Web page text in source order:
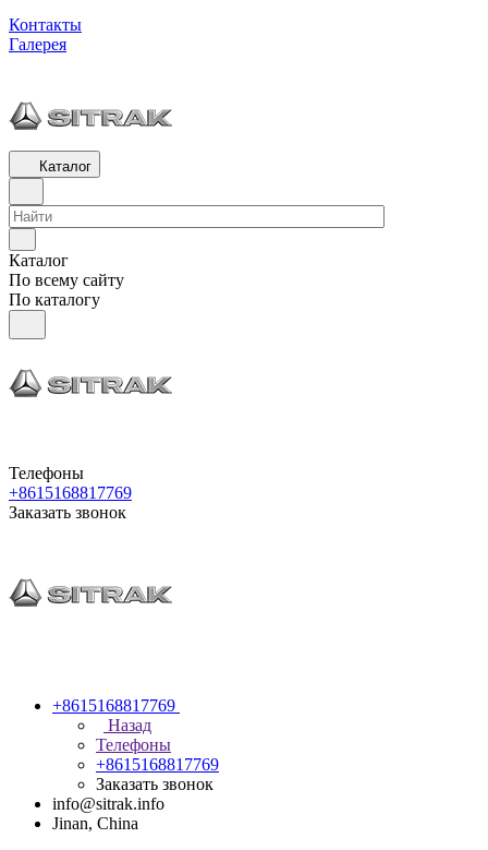
Контакты
Галерея
Каталог
Каталог
По всему сайту
По каталогу
Телефоны
+8615168817769
Заказать звонок
+8615168817769
Назад
Телефоны
+8615168817769
Заказать звонок
info@sitrak.info
Jinan, China